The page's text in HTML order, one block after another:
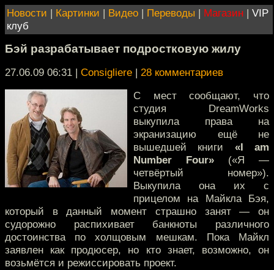
Новости | Картинки | Видео | Переводы | Магазин | VIP
клуб
Бэй разрабатывает подростковую жилу
27.06.09 06:31 | Consigliere | 28 комментариев
С мест сообщают, что
студия DreamWorks
выкупила права на
экранизацию ещё не
вышедшей книги «I am
Number Four» («Я —
четвёртый номер»).
Выкупила она их с
прицелом на Майкла Бэя,
который в данный момент страшно занят — он
судорожно распихивает банкноты различного
достоинства по холщовым мешкам. Пока Майкл
заявлен как продюсер, но кто знает, возможно, он
возьмётся и режиссировать проект.